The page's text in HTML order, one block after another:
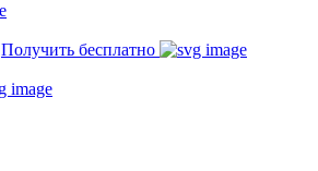
Получить бесплатно